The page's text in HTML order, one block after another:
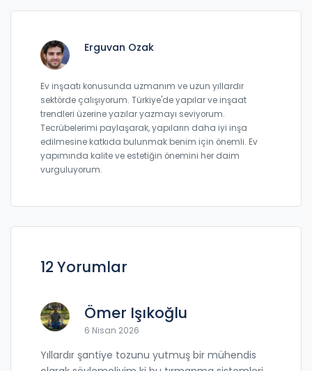
Erguvan Ozak
Ev inşaatı konusunda uzmanım ve uzun yıllardır
sektörde çalışıyorum. Türkiye'de yapılar ve inşaat
trendleri üzerine yazılar yazmayı seviyorum.
Tecrübelerimi paylaşarak, yapıların daha iyi inşa
edilmesine katkıda bulunmak benim için önemli. Ev
yapımında kalite ve estetiğin önemini her daim
vurguluyorum.
12 Yorumlar
Ömer Işıkoğlu
6 Nisan 2026
Yıllardır şantiye tozunu yutmuş bir mühendis